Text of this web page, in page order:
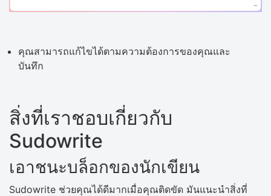
คุณสามารถแก้ไขได้ตามความต้องการของคุณและ
บันทึก
สิ่งที่เราชอบเกี่ยวกับ
Sudowrite
เอาชนะบล็อกของนักเขียน
Sudowrite ช่วยคุณได้ดีมากเมื่อคุณติดขัด มันแนะนำสิ่งที่